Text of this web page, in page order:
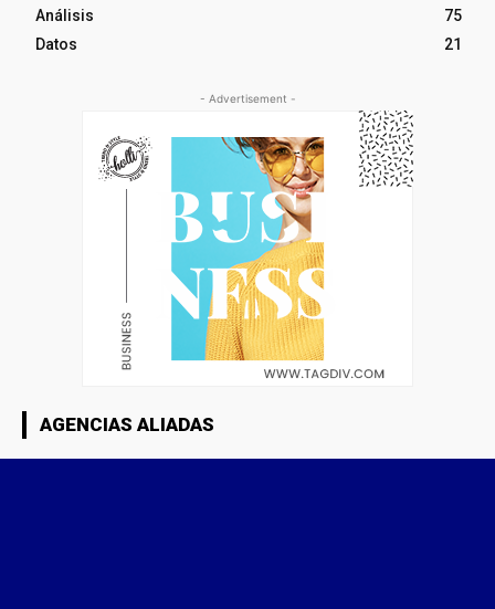
Análisis
75
Datos
21
- Advertisement -
AGENCIAS ALIADAS